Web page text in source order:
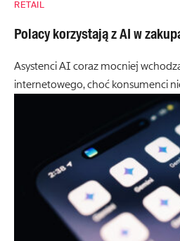
RETAIL
Polacy korzystają z AI w
Asystenci AI coraz mocniej
internetowego, choć konsumenci